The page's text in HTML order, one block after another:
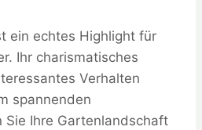
ein echtes Highlight für
Ihr charismatisches
Verhalten
spannenden
Sie Ihre Gartenlandschaft